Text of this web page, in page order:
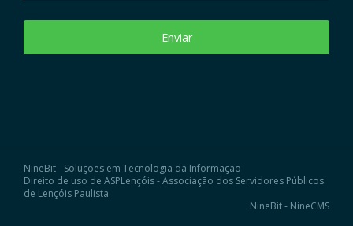
Enviar
NineBit - Soluções em Tecnologia da Informação
Direito de uso de ASPLençóis - Associação dos Servidores Públicos
de Lençóis Paulista
NineBit - NineCMS